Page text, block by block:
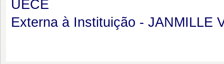
UECE
Externa à Instituição - JANMILLE